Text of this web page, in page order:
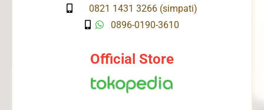
0821 1431 3266 (simpati)
0896-0190-3610
Official Store